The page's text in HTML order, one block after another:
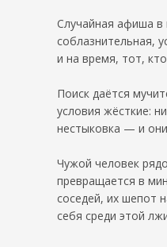
Случайная афиша в
соблазнительная,
и на время, тот,
Поиск даётся
условия жёсткие:
нестыковка — и
Чужой человек
превращается в
соседей, их шепот
себя среди этой